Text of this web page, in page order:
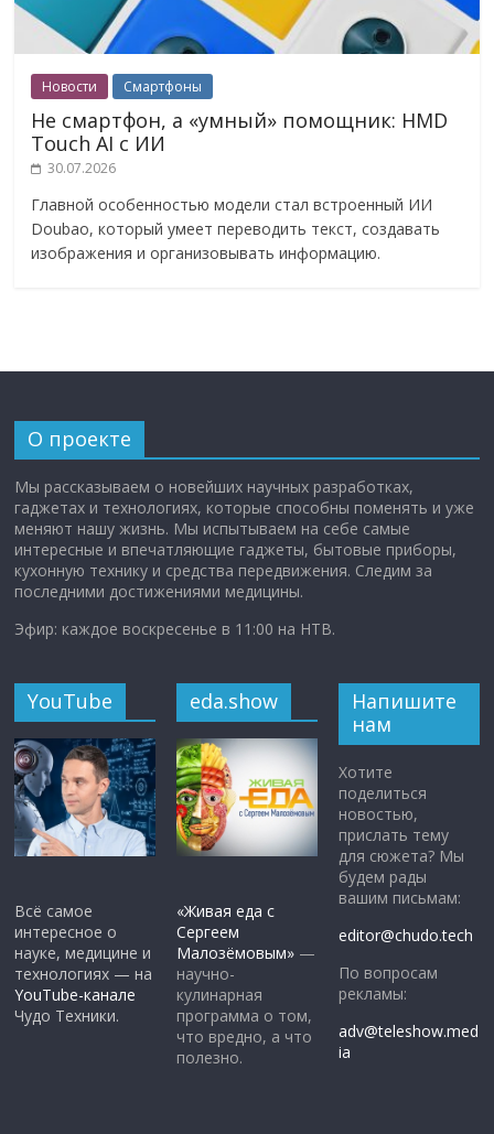
Новости Смартфоны
Не смартфон, а «умный» помощник: HMD
Touch AI с ИИ
30.07.2026
Главной особенностью модели стал встроенный ИИ
Doubao, который умеет переводить текст, создавать
изображения и организовывать информацию.
О проекте
Мы рассказываем о новейших научных разработках,
гаджетах и технологиях, которые способны поменять и уже
меняют нашу жизнь. Мы испытываем на себе самые
интересные и впечатляющие гаджеты, бытовые приборы,
кухонную технику и средства передвижения. Следим за
последними достижениями медицины.
Эфир: каждое воскресенье в 11:00 на НТВ.
YouTube
Всё самое
интересное о
науке, медицине и
технологиях — на
YouTube-канале
Чудо Техники.
eda.show
«Живая еда с
Сергеем
Малозёмовым» —
научно-
кулинарная
программа о том,
что вредно, а что
полезно.
Напишите
нам
Хотите
поделиться
новостью,
прислать тему
для сюжета? Мы
будем рады
вашим письмам:
editor@chudo.tech
По вопросам
рекламы:
adv@teleshow.med
ia